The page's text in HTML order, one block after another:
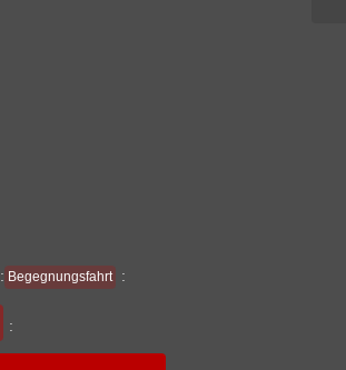
: Begegnungsfahrt :
: